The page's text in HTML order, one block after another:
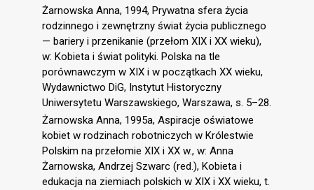
Żarnowska Anna, 1994, Prywatna sfera życia
rodzinnego i zewnętrzny świat życia publicznego
— bariery i przenikanie (przełom XIX i XX wieku),
w: Kobieta i świat polityki. Polska na tle
porównawczym w XIX i w początkach XX wieku,
Wydawnictwo DiG, Instytut Historyczny
Uniwersytetu Warszawskiego, Warszawa, s. 5–28.
Żarnowska Anna, 1995a, Aspiracje oświatowe
kobiet w rodzinach robotniczych w Królestwie
Polskim na przełomie XIX i XX w., w: Anna
Żarnowska, Andrzej Szwarc (red.), Kobieta i
edukacja na ziemiach polskich w XIX i XX wieku, t.